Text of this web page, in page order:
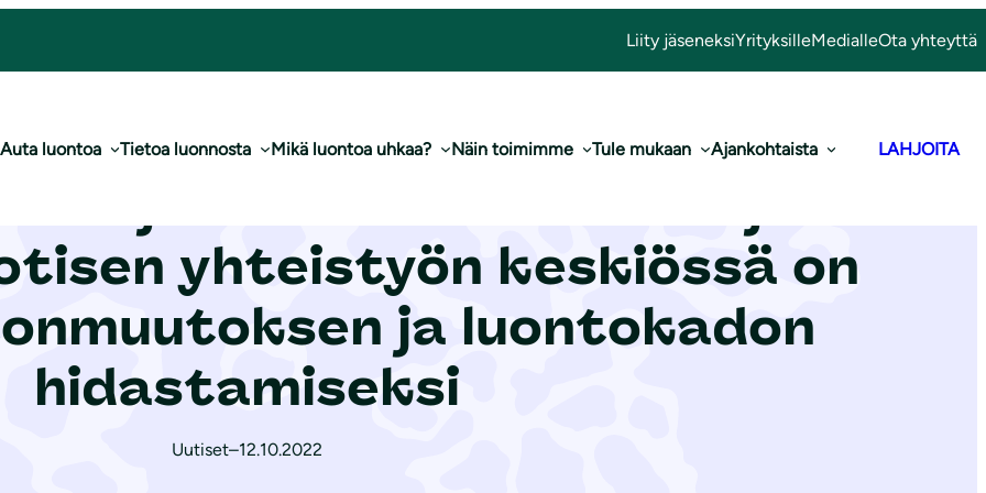
Liity jäseneksiYrityksilleMedialleOta yhteyttä
Auta luontoa Tietoa luonnosta Mikä luontoa uhkaa? Näin toimimme Tule mukaan Ajankohtaista LAHJOITA
keskiössä on teot il­mas­ton­muu­tok­sen ja luontokadon hidastamiseksi
yhteistyön keskiössä on
ja luontokadon
hidastamiseksi
Uutiset–12.10.2022